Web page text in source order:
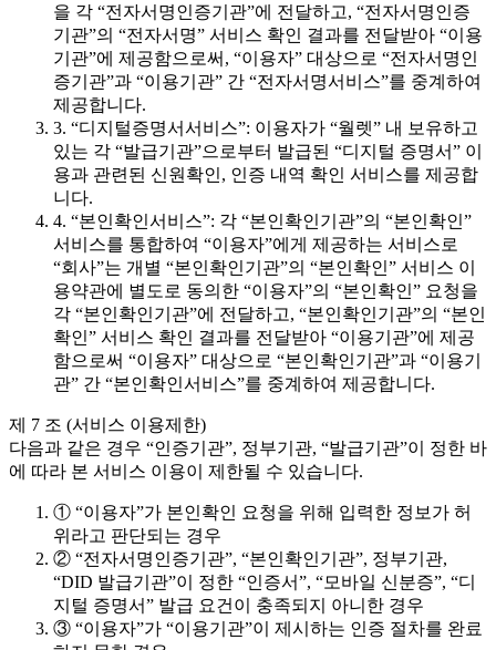
을 각 “전자서명인증기관”에 전달하고, “전자서명인증
기관”의 “전자서명” 서비스 확인 결과를 전달받아 “이용
기관”에 제공함으로써, “이용자” 대상으로 “전자서명인
증기관”과 “이용기관” 간 “전자서명서비스”를 중계하여
제공합니다.
3. “디지털증명서서비스”: 이용자가 “월렛” 내 보유하고
있는 각 “발급기관”으로부터 발급된 “디지털 증명서” 이
용과 관련된 신원확인, 인증 내역 확인 서비스를 제공합
니다.
4. “본인확인서비스”: 각 “본인확인기관”의 “본인확인”
서비스를 통합하여 “이용자”에게 제공하는 서비스로
“회사”는 개별 “본인확인기관”의 “본인확인” 서비스 이
용약관에 별도로 동의한 “이용자”의 “본인확인” 요청을
각 “본인확인기관”에 전달하고, “본인확인기관”의 “본인
확인” 서비스 확인 결과를 전달받아 “이용기관”에 제공
함으로써 “이용자” 대상으로 “본인확인기관”과 “이용기
관” 간 “본인확인서비스”를 중계하여 제공합니다.
제 7 조 (서비스 이용제한)
다음과 같은 경우 “인증기관”, 정부기관, “발급기관”이 정한 바
에 따라 본 서비스 이용이 제한될 수 있습니다.
① “이용자”가 본인확인 요청을 위해 입력한 정보가 허
위라고 판단되는 경우
② “전자서명인증기관”, “본인확인기관”, 정부기관,
“DID 발급기관”이 정한 “인증서”, “모바일 신분증”, “디
지털 증명서” 발급 요건이 충족되지 아니한 경우
③ “이용자”가 “이용기관”이 제시하는 인증 절차를 완료